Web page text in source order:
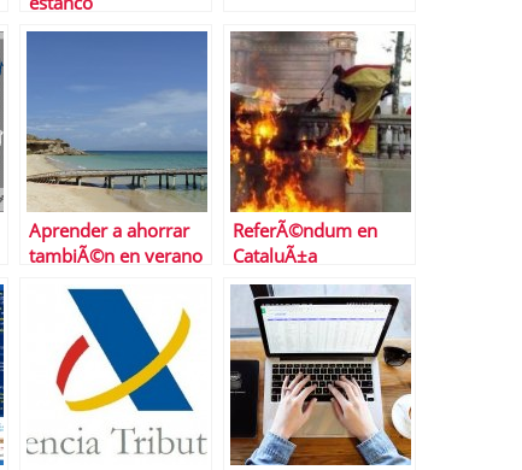
Aprender a ahorrar
tambiÃ©n en verano
ReferÃ©ndum en
CataluÃ±a